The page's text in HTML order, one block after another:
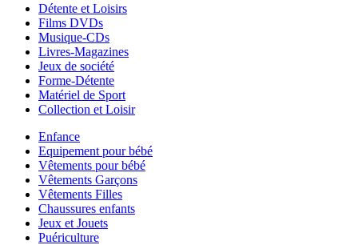
Détente et Loisirs
Films DVDs
Musique-CDs
Livres-Magazines
Jeux de société
Forme-Détente
Matériel de Sport
Collection et Loisir
Enfance
Equipement pour bébé
Vêtements pour bébé
Vêtements Garçons
Vêtements Filles
Chaussures enfants
Jeux et Jouets
Puériculture